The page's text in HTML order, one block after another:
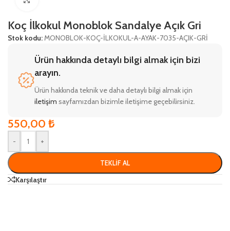
Koç İlkokul Monoblok Sandalye Açık Gri
Stok kodu:MONOBLOK-KOÇ-İLKOKUL-A-AYAK-7035-AÇIK-GRİ
Ürün hakkında detaylı bilgi almak için bizi
arayın.
Ürün hakkında teknik ve daha detaylı bilgi almak için
iletişim sayfamızdan bizimle iletişime geçebilirsiniz.
550,00 ₺
- +
TEKLIF AL
Karşılaştır